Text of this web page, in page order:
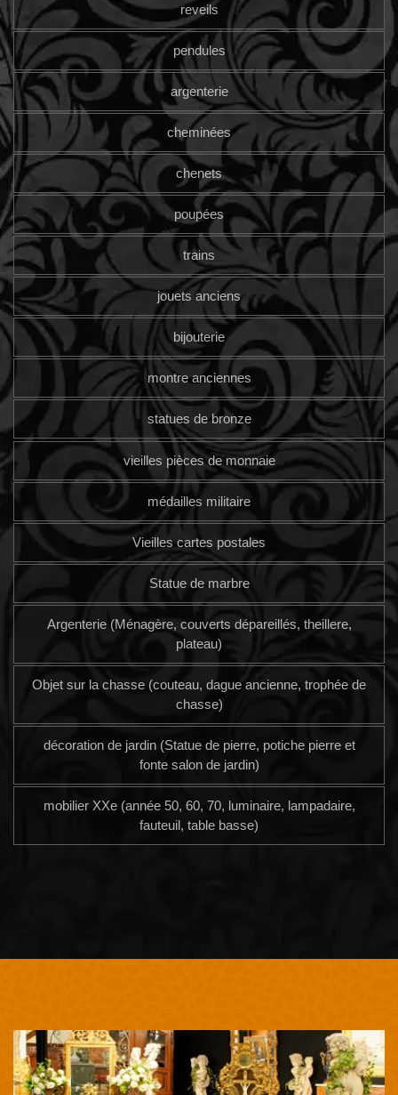
reveils
pendules
argenterie
cheminées
chenets
poupées
trains
jouets anciens
bijouterie
montre anciennes
statues de bronze
vieilles pièces de monnaie
médailles militaire
Vieilles cartes postales
Statue de marbre
Argenterie (Ménagère, couverts dépareillés, theillere,
plateau)
Objet sur la chasse (couteau, dague ancienne, trophée de
chasse)
décoration de jardin (Statue de pierre, potiche pierre et
fonte salon de jardin)
mobilier XXe (année 50, 60, 70, luminaire, lampadaire,
fauteuil, table basse)